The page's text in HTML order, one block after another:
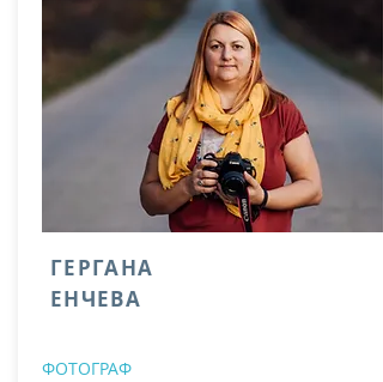
ГЕРГАНА
ЕНЧЕВА
ФОТОГРАФ